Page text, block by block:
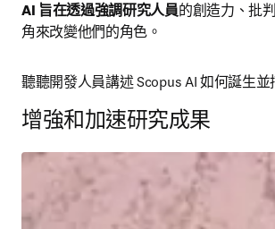
AI 旨在透過強調研究人員的創造力、批
角來改變他們的角色。
聽聽開發人員講述 Scopus AI 如何誕生並
增強和加速研究成果